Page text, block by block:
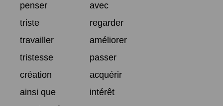
penser
avec
triste
regarder
travailler
améliorer
tristesse
passer
création
acquérir
ainsi que
intérêt